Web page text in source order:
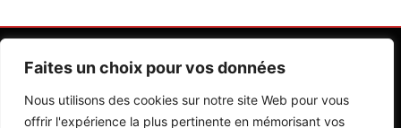
Faites un choix pour vos données
Nous utilisons des cookies sur notre site Web pour vous
offrir l'expérience la plus pertinente en mémorisant vos